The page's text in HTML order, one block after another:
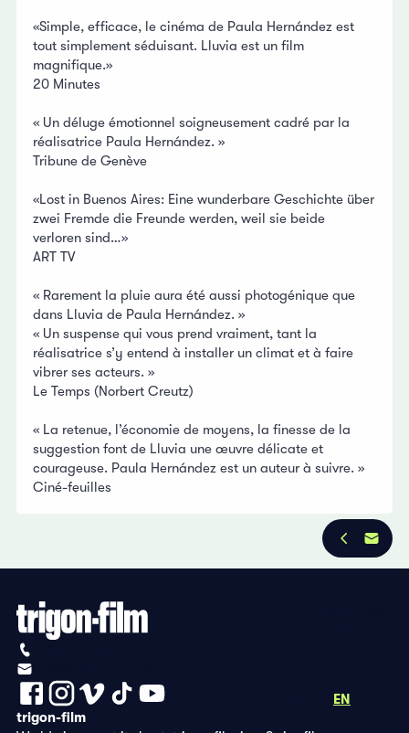
«Simple, efficace, le cinéma de Paula Hernández est
tout simplement séduisant. Lluvia est un film
magnifique.»
20 Minutes
« Un déluge émotionnel soigneusement cadré par la
réalisatrice Paula Hernández. »
Tribune de Genève
«Lost in Buenos Aires: Eine wunderbare Geschichte über
zwei Fremde die Freunde werden, weil sie beide
verloren sind…»
ART TV
« Rarement la pluie aura été aussi photogénique que
dans Lluvia de Paula Hernández. »
« Un suspense qui vous prend vraiment, tant la
réalisatrice s’y entend à installer un climat et à faire
vibrer ses acteurs. »
Le Temps (Norbert Creutz)
« La retenue, l’économie de moyens, la finesse de la
suggestion font de Lluvia une œuvre délicate et
courageuse. Paula Hernández est un auteur à suivre. »
Ciné-feuilles
EN
trigon-film